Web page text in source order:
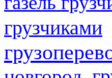
грузчиками